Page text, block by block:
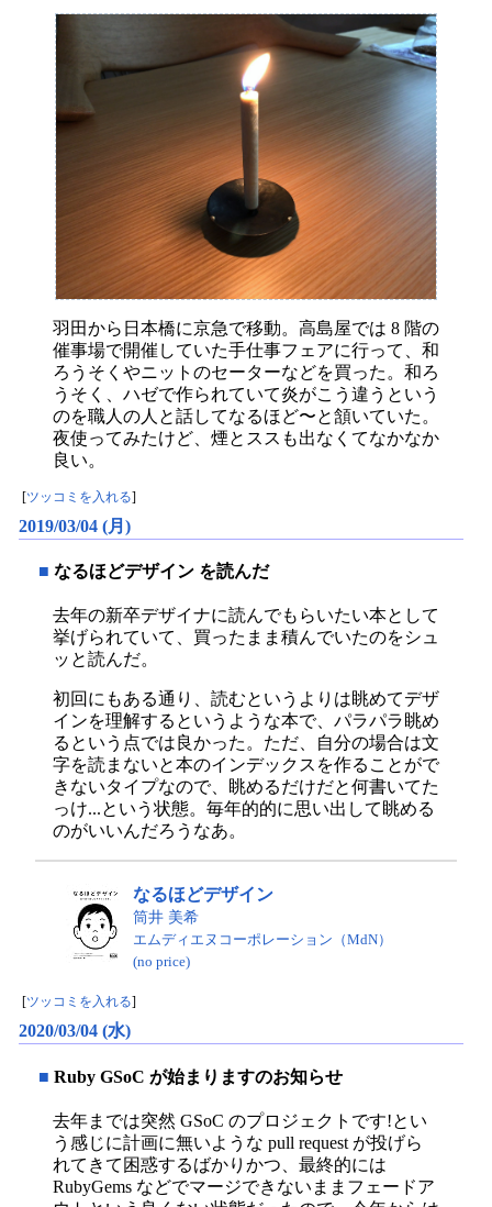
羽田から日本橋に京急で移動。高島屋では 8 階の
催事場で開催していた手仕事フェアに行って、和
ろうそくやニットのセーターなどを買った。和ろ
うそく、ハゼで作られていて炎がこう違うという
のを職人の人と話してなるほど〜と頷いていた。
夜使ってみたけど、煙とススも出なくてなかなか
良い。
[ツッコミを入れる]
2019/03/04 (月)
■ なるほどデザイン を読んだ
去年の新卒デザイナに読んでもらいたい本として
挙げられていて、買ったまま積んでいたのをシュ
ッと読んだ。
初回にもある通り、読むというよりは眺めてデザ
インを理解するというような本で、パラパラ眺め
るという点では良かった。ただ、自分の場合は文
字を読まないと本のインデックスを作ることがで
きないタイプなので、眺めるだけだと何書いてた
っけ...という状態。毎年的的に思い出して眺める
のがいいんだろうなあ。
なるほどデザイン
筒井 美希
エムディエヌコーポレーション（MdN）
(no price)
ツッコミを入れる
2020/03/04 (水)
■ Ruby GSoC が始まりますのお知らせ
去年までは突然 GSoC のプロジェクトです!とい
う感じに計画に無いような pull request が投げら
れてきて困惑するばかりかつ、最終的には
RubyGems などでマージできないままフェードア